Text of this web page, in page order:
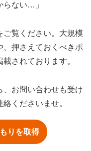
らない…」
ご覧ください。大規模
押さえておくべきポ
されております。
、お問い合わせも受け
くださいませ。
りを取得